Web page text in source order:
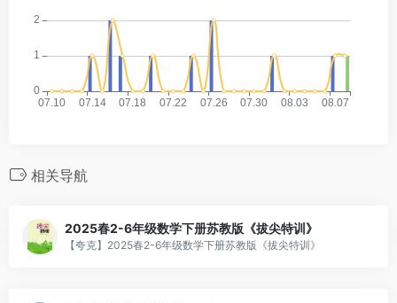
相关导航
2025春2-6年级数学下册苏教版《拔尖特训》
【夸克】2025春2-6年级数学下册苏教版《拔尖特训》